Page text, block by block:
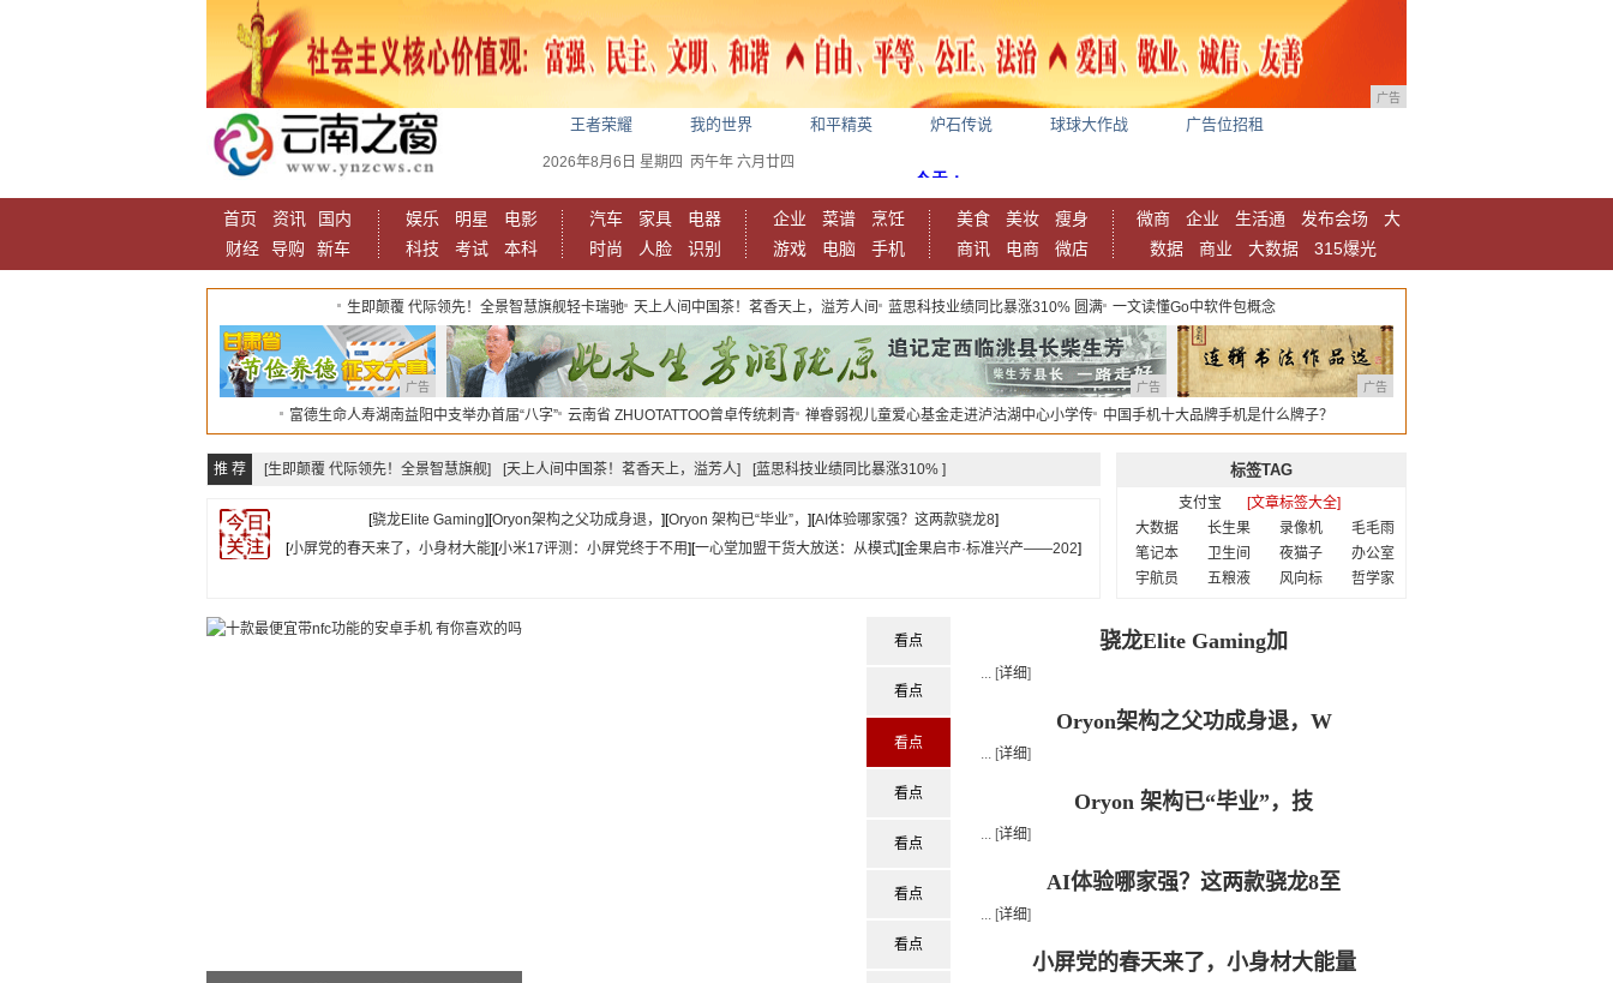
广告
王者荣耀 我的世界 和平精英 炉石传说 球球大作战 广告位招租
2026年8月6日 星期四 丙午年 六月廿四
首页 资讯
国内
财经
导购 新车
娱乐 明星
电影
科技
考试 本科
汽车 家具
电器
时尚
人脸 识别
企业 菜谱
烹饪
游戏
电脑 手机
美食 美妆
瘦身
商讯
电商 微店
微商 企业 生活通 发布会场
大
数据
商业 大数据 315爆光
生即颠覆 代际领先！全景智慧旗舰轻卡瑞驰 天上人间中国茶！茗香天上，溢芳人间 蓝思科技业绩同比暴涨310% 圆满 一文读懂Go中软件包概念
广告 广告 广告
富德生命人寿湖南益阳中支举办首届“八字” 云南省 ZHUOTATTOO曾卓传统刺青 禅睿弱视儿童爱心基金走进泸沽湖中心小学传 中国手机十大品牌手机是什么牌子？
推 荐 [生即颠覆 代际领先！全景智慧旗舰] [天上人间中国茶！茗香天上，溢芳人] [蓝思科技业绩同比暴涨310% ]
[骁龙Elite Gaming][Oryon架构之父功成身退， ][Oryon 架构已“毕业”， ][AI体验哪家强？这两款骁龙8]
[小屏党的春天来了，小身材大能][小米17评测：小屏党终于不用][一心堂加盟干货大放送：从模式][金果启市·标准兴产——202]
标签TAG
支付宝
[文章标签大全]
大数据
长生果 录像机
毛毛雨
笔记本
卫生间 夜猫子
办公室
宇航员
五粮液 风向标 哲学家
看点
看点
看点
看点
看点
看点
看点
骁龙Elite Gaming加
... [详细]
Oryon架构之父功成身退，W
... [详细]
Oryon 架构已“毕业”，技
... [详细]
AI体验哪家强？这两款骁龙8至
... [详细]
小屏党的春天来了，小身材大能量